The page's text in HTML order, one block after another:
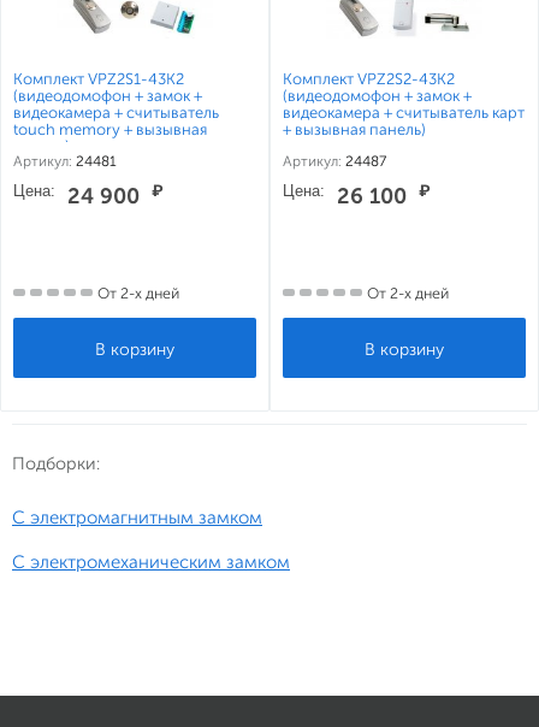
Комплект VPZ2S1-43K2
(видеодомофон + замок +
видеокамера + считыватель
touch memory + вызывная
панель)
Артикул: 24481
Цена: 24 900 ₽
От 2-х дней
Комплект VPZ2S2-43K2
(видеодомофон + замок +
видеокамера + считыватель карт
+ вызывная панель)
Артикул: 24487
Цена: 26 100 ₽
От 2-х дней
Подборки:
С электромагнитным замком
С электромеханическим замком